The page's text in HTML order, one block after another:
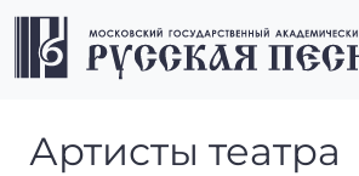
Перейти к содержимому
Перейти к футеру
Артисты театра
Артисты театра